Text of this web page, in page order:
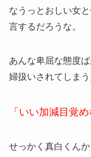
なうっとおしい女
言するだろうな。
あんな卑屈な態度
婦扱いされてしまう
「いい加減目覚め
せっかく真白くん